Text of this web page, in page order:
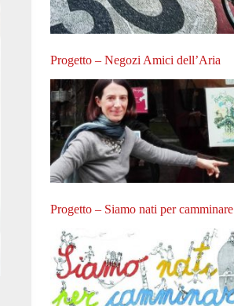
Progetto – Negozi Amici dell’Aria
Progetto – Siamo nati per camminare